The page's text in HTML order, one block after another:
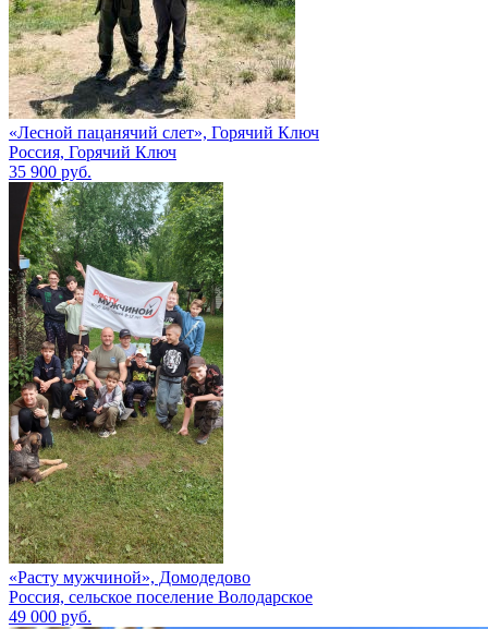
«Лесной пацанячий слет», Горячий Ключ
Россия, Горячий Ключ
35 900 руб.
«Расту мужчиной», Домодедово
Россия, сельское поселение Володарское
49 000 руб.